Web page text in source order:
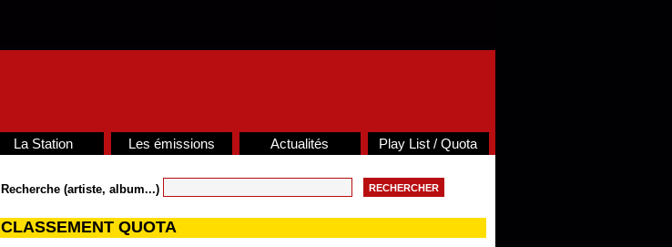
La Station Les émissions Actualités Play List / Quota
Recherche (artiste, album...)
CLASSEMENT QUOTA